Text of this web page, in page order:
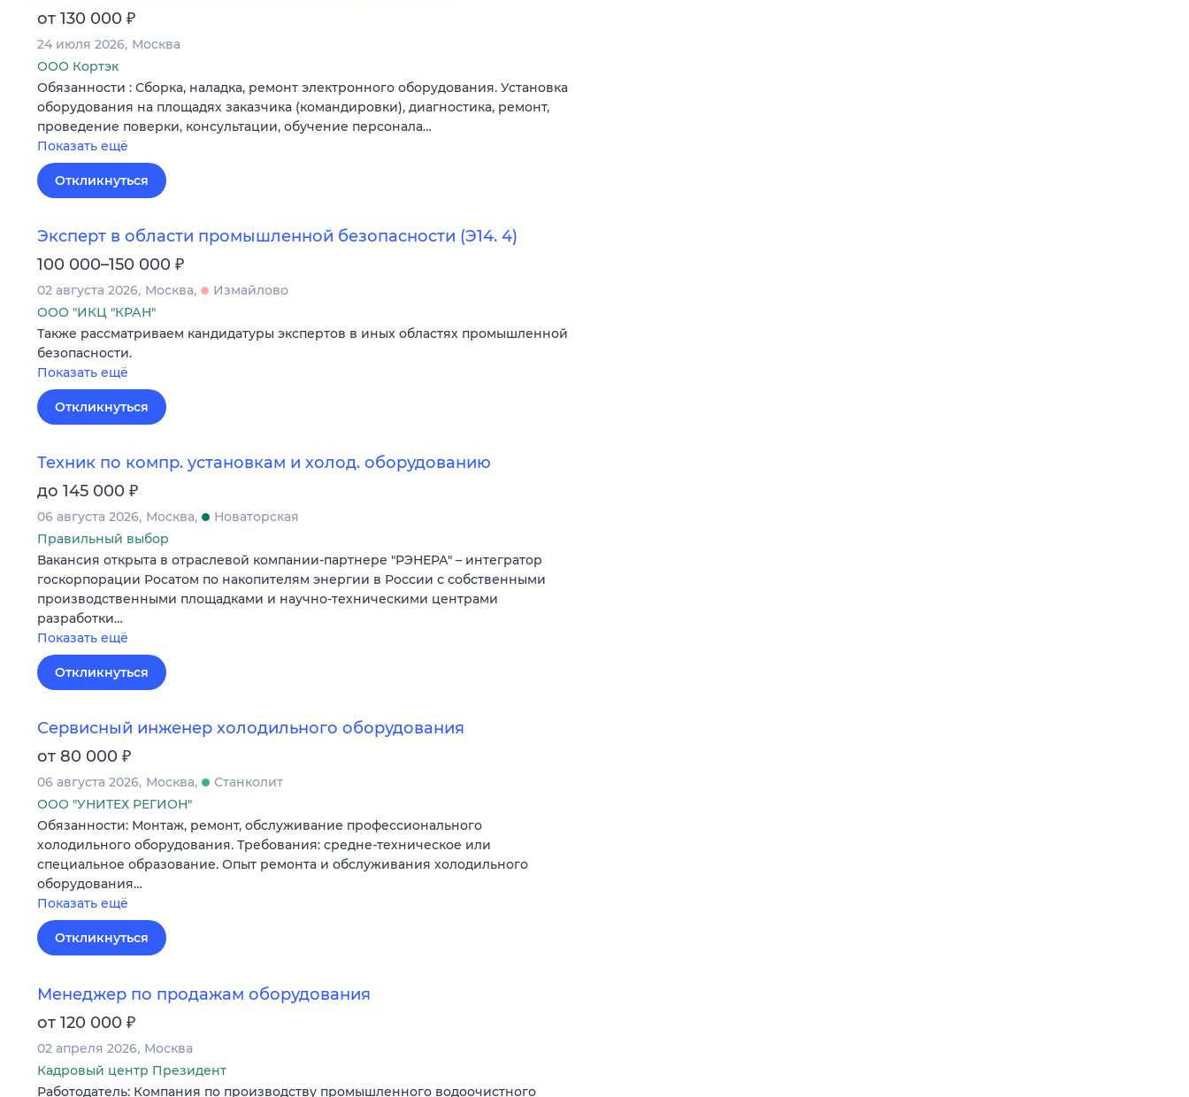
от 130 000 ₽
24 июля 2026 Москва
ООО Кортэк
Обязанности : Сборка, наладка, ремонт электронного оборудования. Установка
оборудования на площадях заказчика (командировки), диагностика, ремонт,
проведение поверки, консультации, обучение персонала…
Показать ещё
Откликнуться
Эксперт в области промышленной безопасности (Э14. 4)
100 000–150 000 ₽
02 августа 2026 Москва
Измайлово
ООО "ИКЦ "КРАН"
Также рассматриваем кандидатуры экспертов в иных областях промышленной
безопасности.
Показать ещё
Откликнуться
Техник по компр. установкам и холод. оборудованию
до 145 000 ₽
06 августа 2026 Москва
Новаторская
Правильный выбор
Вакансия открыта в отраслевой компании-партнере "РЭНЕРА" – интегратор
госкорпорации Росатом по накопителям энергии в России с собственными
производственными площадками и научно-техническими центрами
разработки…
Показать ещё
Откликнуться
Сервисный инженер холодильного оборудования
от 80 000 ₽
06 августа 2026 Москва
Станколит
ООО "УНИТЕХ РЕГИОН"
Обязанности: Монтаж, ремонт, обслуживание профессионального
холодильного оборудования. Требования: средне-техническое или
специальное образование. Опыт ремонта и обслуживания холодильного
оборудования…
Показать ещё
Откликнуться
Менеджер по продажам оборудования
от 120 000 ₽
02 апреля 2026 Москва
Кадровый центр Президент
Работодатель: Компания по производству промышленного водоочистного